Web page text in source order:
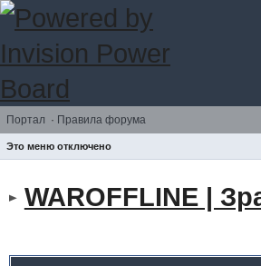
Портал · Правила форума
Это меню отключено
WAROFFLINE |